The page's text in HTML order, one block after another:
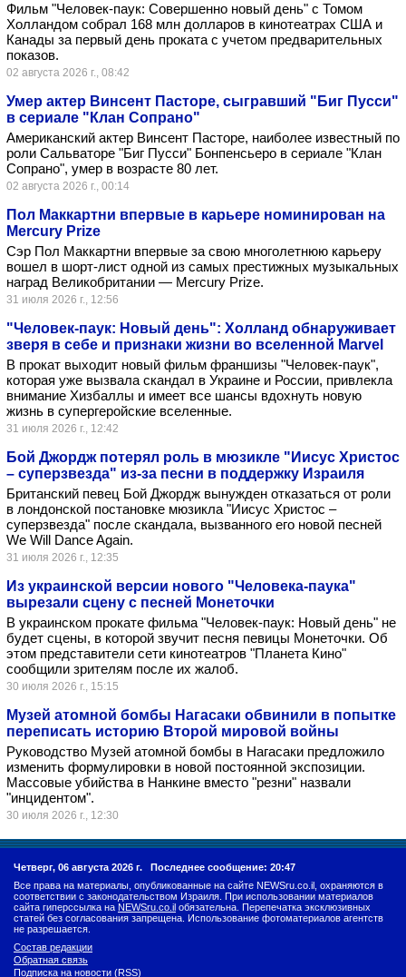
Фильм "Человек-паук: Совершенно новый день" с Томом
Холландом собрал 168 млн долларов в кинотеатрах США и
Канады за первый день проката с учетом предварительных
показов.
02 августа 2026 г., 08:42
Умер актер Винсент Пасторе, сыгравший "Биг Пусси"
в сериале "Клан Сопрано"
Американский актер Винсент Пасторе, наиболее известный по
роли Сальваторе "Биг Пусси" Бонпенсьеро в сериале "Клан
Сопрано", умер в возрасте 80 лет.
02 августа 2026 г., 00:14
Пол Маккартни впервые в карьере номинирован на
Mercury Prize
Сэр Пол Маккартни впервые за свою многолетнюю карьеру
вошел в шорт-лист одной из самых престижных музыкальных
наград Великобритании — Mercury Prize.
31 июля 2026 г., 12:56
"Человек-паук: Новый день": Холланд обнаруживает
зверя в себе и признаки жизни во вселенной Marvel
В прокат выходит новый фильм франшизы "Человек-паук",
которая уже вызвала скандал в Украине и России, привлекла
внимание Хизбаллы и имеет все шансы вдохнуть новую
жизнь в супергеройские вселенные.
31 июля 2026 г., 12:42
Бой Джордж потерял роль в мюзикле "Иисус Христос
– суперзвезда" из-за песни в поддержку Израиля
Британский певец Бой Джордж вынужден отказаться от роли
в лондонской постановке мюзикла "Иисус Христос –
суперзвезда" после скандала, вызванного его новой песней
We Will Dance Again.
31 июля 2026 г., 12:35
Из украинской версии нового "Человека-паука"
вырезали сцену с песней Монеточки
В украинском прокате фильма "Человек-паук: Новый день" не
будет сцены, в которой звучит песня певицы Монеточки. Об
этом представители сети кинотеатров "Планета Кино"
сообщили зрителям после их жалоб.
30 июля 2026 г., 15:15
Музей атомной бомбы Нагасаки обвинили в попытке
переписать историю Второй мировой войны
Руководство Музей атомной бомбы в Нагасаки предложило
изменить формулировки в новой постоянной экспозиции.
Массовые убийства в Нанкине вместо "резни" назвали
"инцидентом".
30 июля 2026 г., 12:30
Четверг, 06 августа 2026 г. Последнее сообщение: 20:47
Все права на материалы, опубликованные на сайте NEWSru.co.il, охраняются в
соответствии с законодательством Израиля. При использовании материалов
сайта гиперссылка на NEWSru.co.il обязательна. Перепечатка эксклюзивных
статей без согласования запрещена. Использование фотоматериалов агентств
не разрешается.
Состав редакции
Обратная связь
Подписка на новости (RSS)